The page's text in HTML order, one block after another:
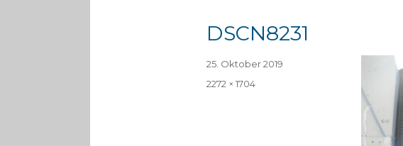
DSCN8231
Veröffentlicht
25. Oktober 2019
Volle
2272 × 1704